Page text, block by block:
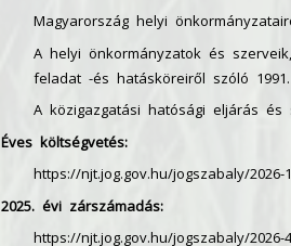
Magyarország helyi
A helyi önkormányzatok és
feladat -és hatásköreiről szóló
A közigazgatási hatósági eljárás és
Éves költségvetés:
https://njt.jog.gov.hu/jogszabaly/2026-
2025. évi zárszámadás:
https://njt.jog.gov.hu/jogszabaly/2026-